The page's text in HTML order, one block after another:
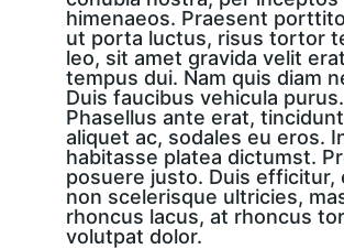
himenaeos. Praesent
ut porta luctus, risus tortor
leo, sit amet gravida velit erat
tempus dui. Nam quis diam
Duis faucibus vehicula purus.
Phasellus ante erat,
aliquet ac, sodales eu eros.
habitasse platea dictumst.
posuere justo. Duis efficitur,
non scelerisque ultricies,
rhoncus lacus, at rhoncus
volutpat dolor.